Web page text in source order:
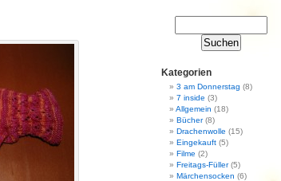
Kategorien
3 am Donnerstag (8)
7 inside (3)
Allgemein (18)
Bücher(8)
Drachenwolle (15)
Eingekauft (5)
Filme (2)
Freitags-Füller(5)
Märchensocken (6)